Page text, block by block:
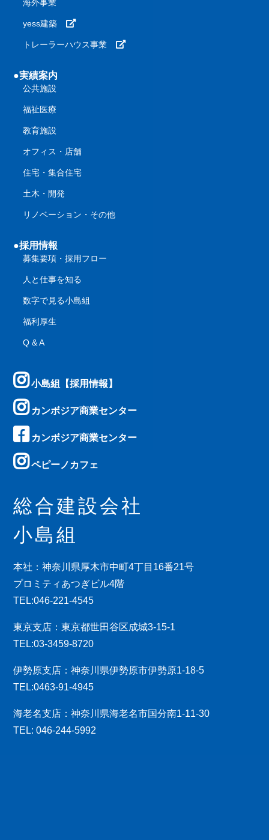
海外事業
yess建築
トレーラーハウス事業
●実績案内
公共施設
福祉医療
教育施設
オフィス・店舗
住宅・集合住宅
土木・開発
リノベーション・その他
●採用情報
募集要項・採用フロー
人と仕事を知る
数字で見る小島組
福利厚生
Q & A
小島組【採用情報】
カンボジア商業センター
カンボジア商業センター
ペピーノカフェ
総合建設会社
小島組
本社：神奈川県厚木市中町4丁目16番21号
プロミティあつぎビル4階
TEL:046-221-4545
東京支店：東京都世田谷区成城3-15-1
TEL:03-3459-8720
伊勢原支店：神奈川県伊勢原市伊勢原1-18-5
TEL:0463-91-4945
海老名支店：神奈川県海老名市国分南1-11-30
TEL: 046-244-5992